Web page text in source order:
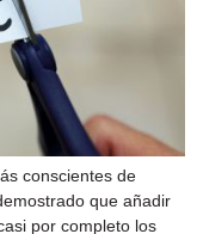
conscientes de
que añadir
por completo los